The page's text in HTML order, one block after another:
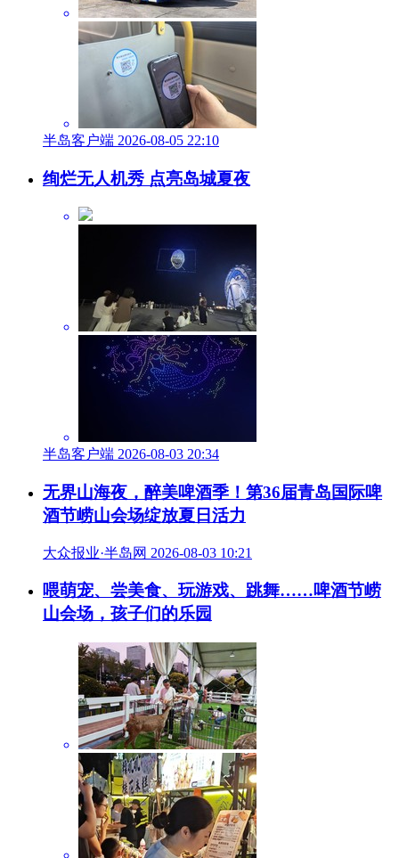
山不可错过的限定美景。眼下正值凌霄最佳观赏期，山海相
依、古花相映，赴太清寻幽赏花，沉浸式感受崂山夏日独有的
浪漫与壮阔。
（半岛全媒体记者 张伟 通讯员 刘帅彤 孙永建）
关注“半岛网官微”
获取更多有用信息
看手相被骗63万元？崂山公安快速打掉一电诈
半岛客户端 2026-08-06 19:04
青岛又有5条公交线开通免费Wi-Fi，首次覆盖